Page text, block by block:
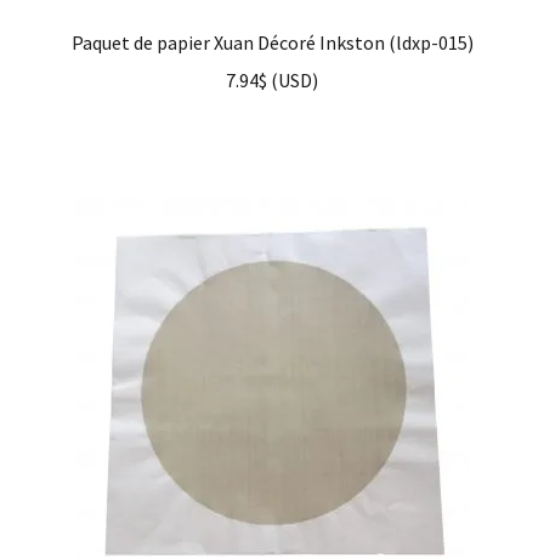
Paquet de papier Xuan Décoré Inkston (ldxp-015)
7.94$ (USD)